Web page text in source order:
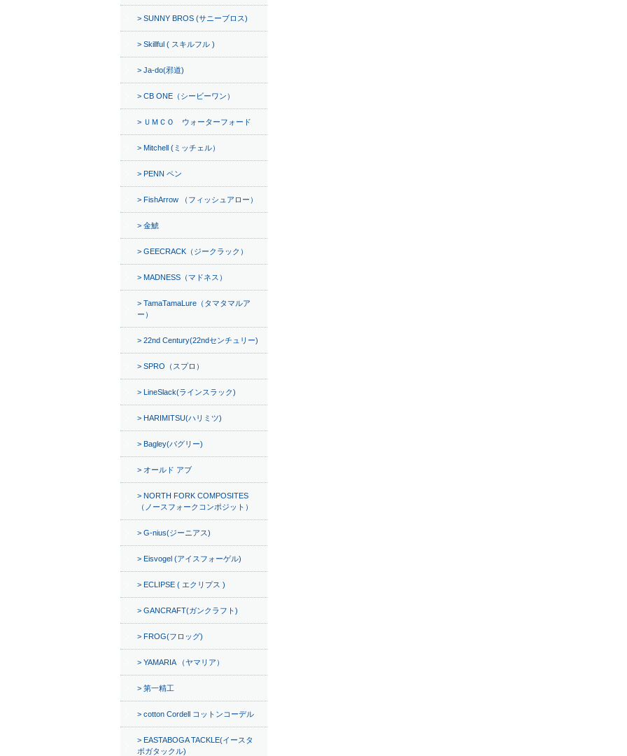
SUNNY BROS (サニーブロス)
Skillful ( スキルフル )
Ja-do(邪道)
CB ONE（シービーワン）
ＵＭＣＯ ウォーターフォード
Mitchell (ミッチェル）
PENN ペン
FishArrow （フィッシュアロー）
金鯱
GEECRACK（ジークラック）
MADNESS（マドネス）
TamaTamaLure（タマタマルア
ー）
22nd Century(22ndセンチュリー)
SPRO（スプロ）
LineSlack(ラインスラック)
HARIMITSU(ハリミツ)
Bagley(バグリー)
オールド アブ
NORTH FORK COMPOSITES
（ノースフォークコンポジット）
G-nius(ジーニアス)
Eisvogel (アイスフォーゲル)
ECLIPSE ( エクリプス )
GANCRAFT(ガンクラフト)
FROG(フロッグ)
YAMARIA （ヤマリア）
第一精工
cotton Cordell コットンコーデル
EASTABOGA TACKLE(イースタ
ボガタックル)